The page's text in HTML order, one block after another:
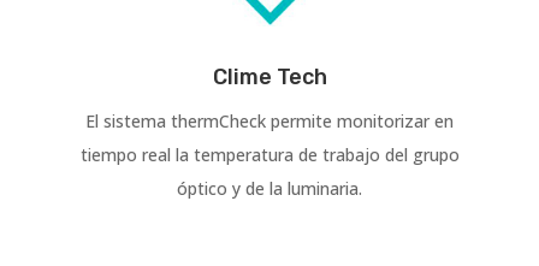
Clime Tech
El sistema thermCheck permite monitorizar en
tiempo real la temperatura de trabajo del grupo
óptico y de la luminaria.